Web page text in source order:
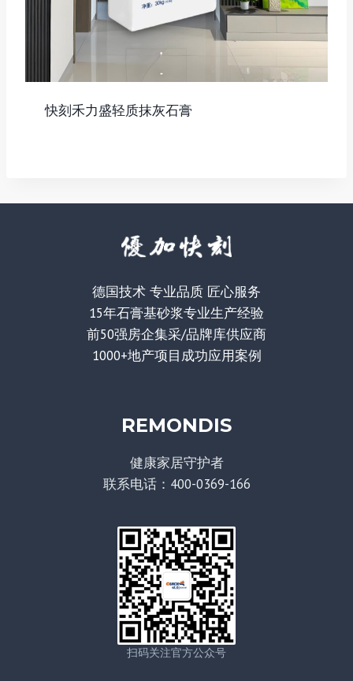
快刻禾力盛轻质抹灰石膏
德国技术 专业品质 匠心服务
15年石膏基砂浆专业生产经验
前50强房企集采/品牌库供应商
1000+地产项目成功应用案例
REMONDIS
健康家居守护者
联系电话：400-0369-166
扫码关注官方公众号